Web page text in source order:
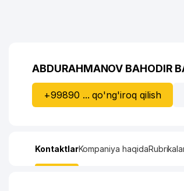
ABDURAHMANOV BAHODIR
+99890 ... qo'ng'iroq qilish
KontaktlarKompaniya haqida